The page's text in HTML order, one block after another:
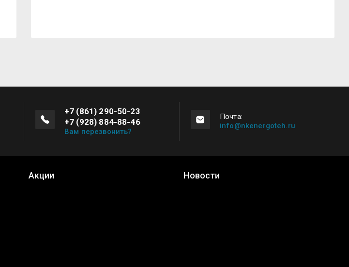
+7 (861) 290-50-23
+7 (928) 884-88-46
Вам перезвонить?
Почта:
info@nkenergoteh.ru
Акции Новости